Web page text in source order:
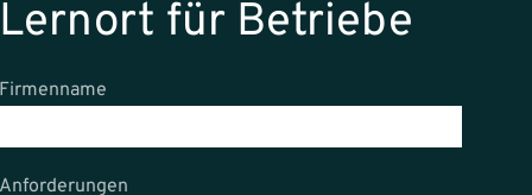
Lernort für Betriebe
Firmenname
Anforderungen